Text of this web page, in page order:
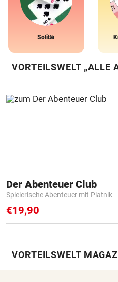
Solitär
VORTEILSWELT „ALLE
Der Abenteuer Club
Spielerische Abenteuer mit Piatnik
€19,90
VORTEILSWELT